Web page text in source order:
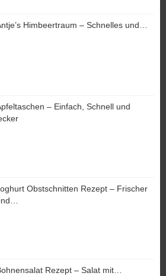
Himbeertraum – Schnelles und…
– Einfach, Schnell und
Obstschnitten Rezept – Frischer
Rezept – Salat mit…